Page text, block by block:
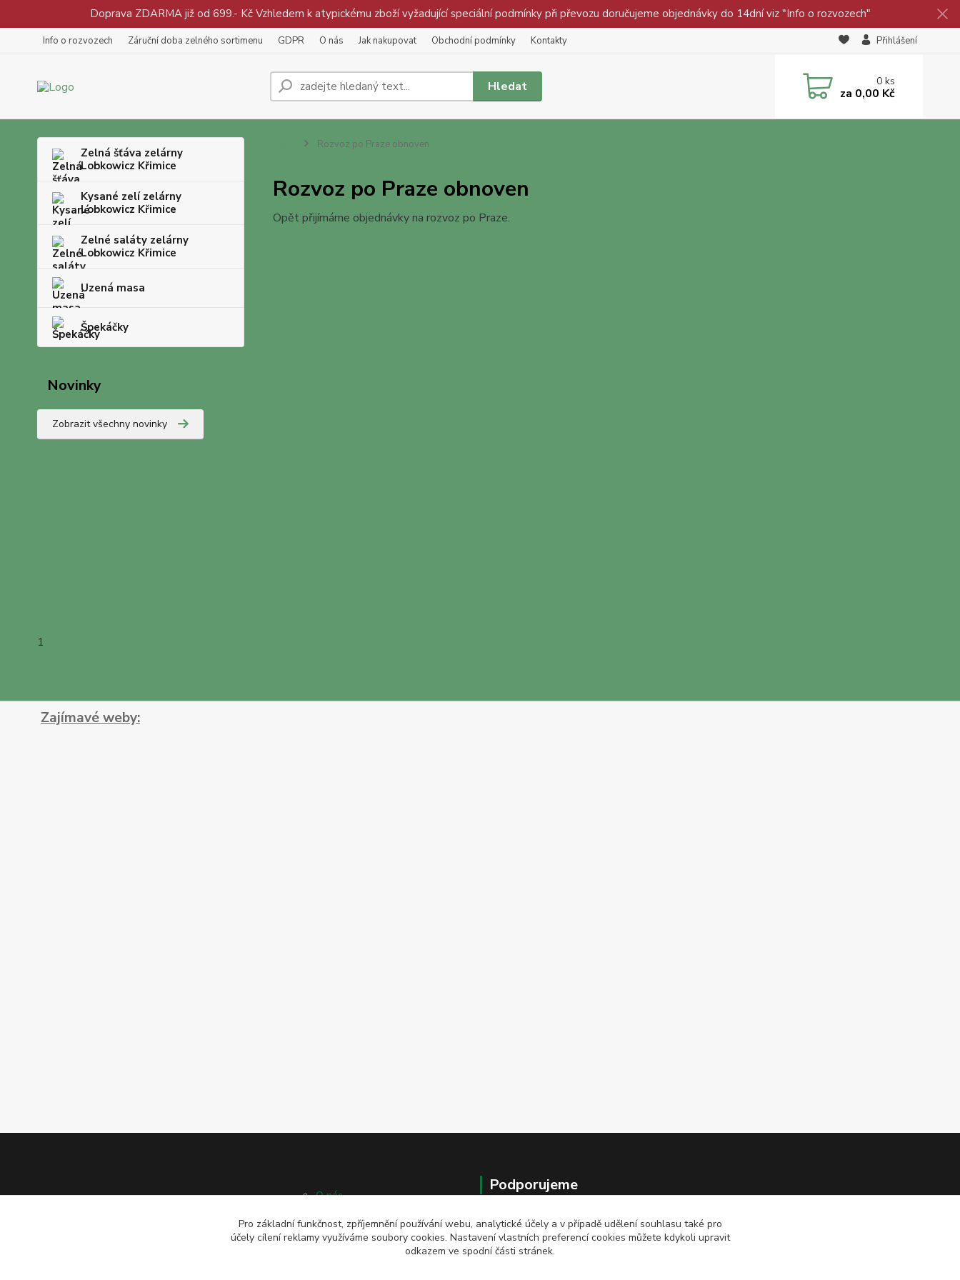
Doprava ZDARMA již od 699.- Kč Vzhledem k atypickému zboží vyžadující speciální podmínky při převozu doručujeme objednávky do 14dní viz "Info o rozvozech"
Info o rozvozech Záruční doba zelného sortimenu GDPR O nás Jak nakupovat Obchodní podmínky Kontakty Přihlášení
Hledat 0ks
za 0,00 Kč
Zelná šťáva zelárny
Lobkowicz Křimice
Kysané zelí zelárny
Lobkowicz Křimice
Zelné saláty zelárny
Lobkowicz Křimice
Uzená masa
Špekáčky
Novinky
Zobrazit všechny novinky
1
Rozvoz po Praze obnoven
Rozvoz po Praze obnoven
Opět přijímáme objednávky na rozvoz po Praze.
Zajímavé weby:
O nás
Podporujeme
Pro základní funkčnost, zpříjemnění používání webu, analytické účely a v případě udělení souhlasu také pro
účely cílení reklamy využíváme soubory cookies. Nastavení vlastních preferencí cookies můžete kdykoli upravit
odkazem ve spodní části stránek.